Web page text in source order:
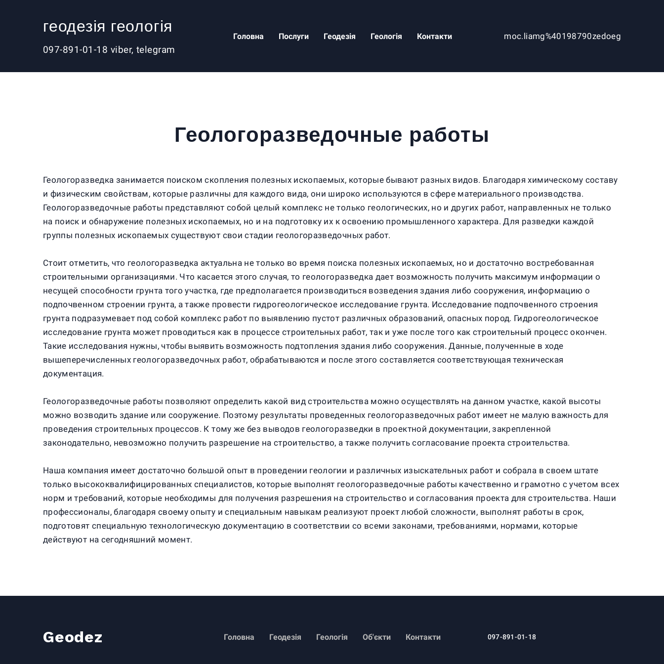
геодезія геологія
097-891-01-18 viber, telegram
Головна Послуги Геодезія Геологія Контакти moc.liamg%40198790zedoeg
Геологоразведочные работы
Геологоразведка занимается поиском скопления полезных ископаемых, которые бывают разных видов. Благодаря химическому составу
и физическим свойствам, которые различны для каждого вида, они широко используются в сфере материального производства.
Геологоразведочные работы представляют собой целый комплекс не только геологических, но и других работ, направленных не только
на поиск и обнаружение полезных ископаемых, но и на подготовку их к освоению промышленного характера. Для разведки каждой
группы полезных ископаемых существуют свои стадии геологоразведочных работ.
Стоит отметить, что геологоразведка актуальна не только во время поиска полезных ископаемых, но и достаточно востребованная
строительными организациями. Что касается этого случая, то геологоразведка дает возможность получить максимум информации о
несущей способности грунта того участка, где предполагается производиться возведения здания либо сооружения, информацию о
подпочвенном строении грунта, а также провести гидрогеологическое исследование грунта. Исследование подпочвенного строения
грунта подразумевает под собой комплекс работ по выявлению пустот различных образований, опасных пород. Гидрогеологическое
исследование грунта может проводиться как в процессе строительных работ, так и уже после того как строительный процесс окончен.
Такие исследования нужны, чтобы выявить возможность подтопления здания либо сооружения. Данные, полученные в ходе
вышеперечисленных геологоразведочных работ, обрабатываются и после этого составляется соответствующая техническая
документация.
Геологоразведочные работы позволяют определить какой вид строительства можно осуществлять на данном участке, какой высоты
можно возводить здание или сооружение. Поэтому результаты проведенных геологоразведочных работ имеет не малую важность для
проведения строительных процессов. К тому же без выводов геологоразведки в проектной документации, закрепленной
законодательно, невозможно получить разрешение на строительство, а также получить согласование проекта строительства.
Наша компания имеет достаточно большой опыт в проведении геологии и различных изыскательных работ и собрала в своем штате
только высококвалифицированных специалистов, которые выполнят геологоразведочные работы качественно и грамотно с учетом всех
норм и требований, которые необходимы для получения разрешения на строительство и согласования проекта для строительства. Наши
профессионалы, благодаря своему опыту и специальным навыкам реализуют проект любой сложности, выполнят работы в срок,
подготовят специальную технологическую документацию в соответствии со всеми законами, требованиями, нормами, которые
действуют на сегодняшний момент.
Geodez Головна Геодезія Геологія Об'єкти Контакти 097-891-01-18